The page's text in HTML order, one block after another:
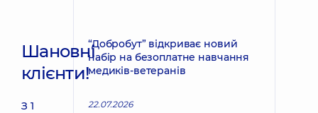
Шановні
клієнти!
З 1
“Добробут” відкриває новий
набір на безоплатне навчання
медиків-ветеранів
22.07.2026